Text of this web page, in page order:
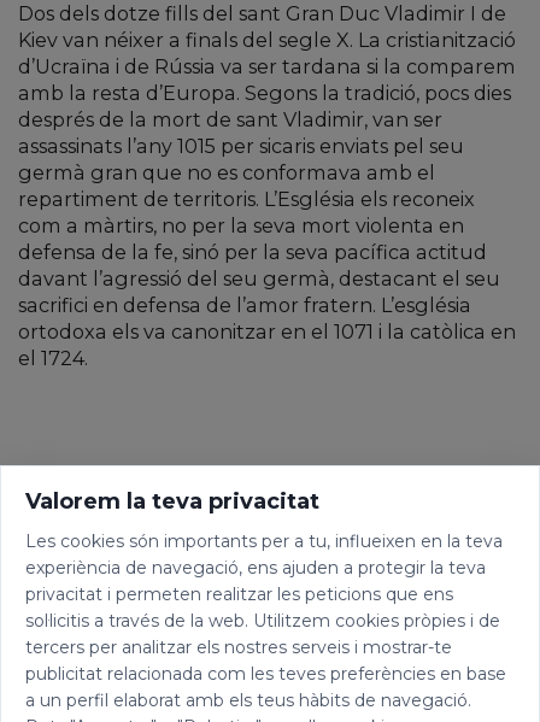
Dos dels dotze fills del sant Gran Duc Vladimir I de
Kiev van néixer a finals del segle X. La cristianització
d’Ucraïna i de Rússia va ser tardana si la comparem
amb la resta d’Europa. Segons la tradició, pocs dies
després de la mort de sant Vladimir, van ser
assassinats l’any 1015 per sicaris enviats pel seu
germà gran que no es conformava amb el
repartiment de territoris. L’Església els reconeix
com a màrtirs, no per la seva mort violenta en
defensa de la fe, sinó per la seva pacífica actitud
davant l’agressió del seu germà, destacant el seu
sacrifici en defensa de l’amor fratern. L’església
ortodoxa els va canonitzar en el 1071 i la catòlica en
el 1724.
Valorem la teva privacitat
Les cookies són importants per a tu, influeixen en la teva
experiència de navegació, ens ajuden a protegir la teva
privacitat i permeten realitzar les peticions que ens
sol·licitis a través de la web. Utilitzem cookies pròpies i de
tercers per analitzar els nostres serveis i mostrar-te
publicitat relacionada com les teves preferències en base
a un perfil elaborat amb els teus hàbits de navegació.